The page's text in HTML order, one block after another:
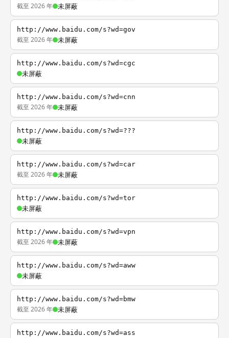
截至 2026 年 未屏蔽
http://www.baidu.com/s?wd=gov
截至 2026 年 未屏蔽
http://www.baidu.com/s?wd=cgc
未屏蔽
http://www.baidu.com/s?wd=cnn
截至 2026 年 未屏蔽
http://www.baidu.com/s?wd=???
未屏蔽
http://www.baidu.com/s?wd=car
截至 2026 年 未屏蔽
http://www.baidu.com/s?wd=tor
未屏蔽
http://www.baidu.com/s?wd=vpn
截至 2026 年 未屏蔽
http://www.baidu.com/s?wd=aww
未屏蔽
http://www.baidu.com/s?wd=bmw
截至 2026 年 未屏蔽
http://www.baidu.com/s?wd=ass